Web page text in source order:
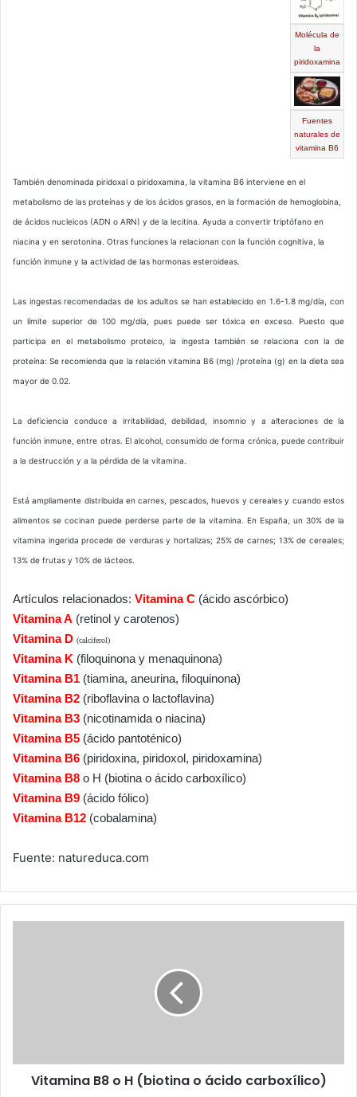
Molécula de
la
piridoxamina
Fuentes
naturales de
vitamina B6
También denominada piridoxal o piridoxamina, la vitamina B6 interviene en el
metabolismo de las proteínas y de los ácidos grasos, en la formación de hemoglobina,
de ácidos nucleicos (ADN o ARN) y de la lecitina. Ayuda a convertir triptófano en
niacina y en serotonina. Otras funciones la relacionan con la función cognitiva, la
función inmune y la actividad de las hormonas esteroideas.
Las ingestas recomendadas de los adultos se han establecido en 1.6-1.8 mg/día, con
un límite superior de 100 mg/día, pues puede ser tóxica en exceso. Puesto que
participa en el metabolismo proteico, la ingesta también se relaciona con la de
proteína: Se recomienda que la relación vitamina B6 (mg) /proteína (g) en la dieta sea
mayor de 0.02.
La deficiencia conduce a irritabilidad, debilidad, insomnio y a alteraciones de la
función inmune, entre otras. El alcohol, consumido de forma crónica, puede contribuir
a la destrucción y a la pérdida de la vitamina.
Está ampliamente distribuida en carnes, pescados, huevos y cereales y cuando estos
alimentos se cocinan puede perderse parte de la vitamina. En España, un 30% de la
vitamina ingerida procede de verduras y hortalizas; 25% de carnes; 13% de cereales;
13% de frutas y 10% de lácteos.
Artículos relacionados: Vitamina C (ácido ascórbico)
Vitamina A (retinol y carotenos)
Vitamina D (calciferol)
Vitamina K (filoquinona y menaquinona)
Vitamina B1 (tiamina, aneurina, filoquinona)
Vitamina B2 (riboflavina o lactoflavina)
Vitamina B3 (nicotinamida o niacina)
Vitamina B5 (ácido pantoténico)
Vitamina B6 (piridoxina, piridoxol, piridoxamina)
Vitamina B8 o H (biotina o ácido carboxílico)
Vitamina B9 (ácido fólico)
Vitamina B12 (cobalamina)
Fuente: natureduca.com
Vitamina B8 o H (biotina o ácido carboxílico)